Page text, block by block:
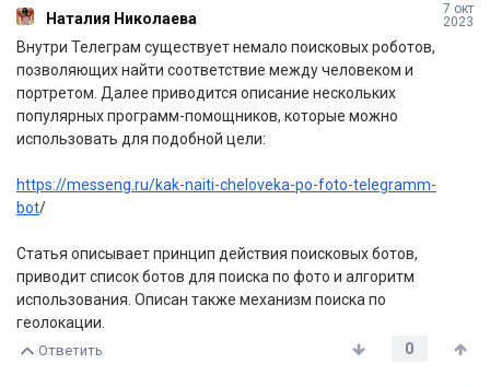
Наталия Николаева
7 окт
2023
Внутри Телеграм существует немало поисковых роботов,
позволяющих найти соответствие между человеком и
портретом. Далее приводится описание нескольких
популярных программ-помощников, которые можно
использовать для подобной цели:
https://messeng.ru/kak-naiti-cheloveka-po-foto-telegramm-
bot/
Статья описывает принцип действия поисковых ботов,
приводит список ботов для поиска по фото и алгоритм
использования. Описан также механизм поиска по
геолокации.
Ответить 0